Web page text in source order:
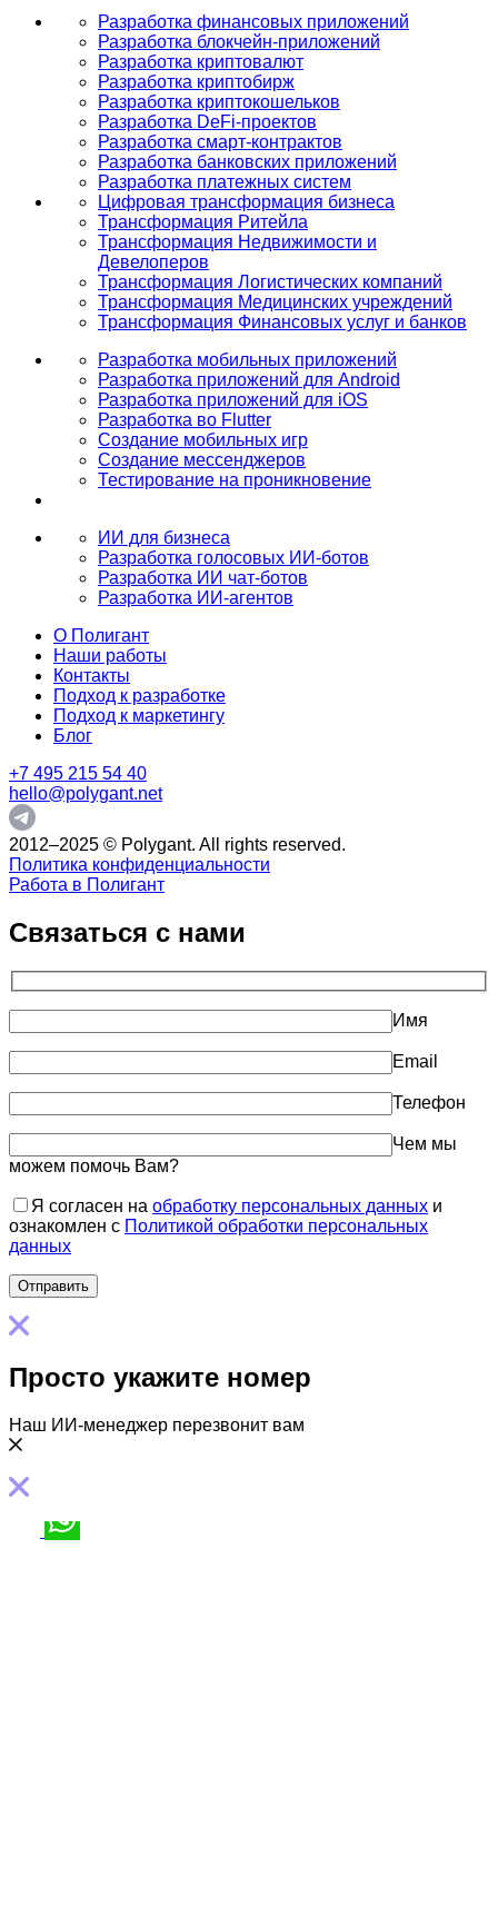
Разработка финансовых приложений
Разработка блокчейн-приложений
Разработка криптовалют
Разработка криптобирж
Разработка криптокошельков
Разработка DeFi-проектов
Разработка смарт-контрактов
Разработка банковских приложений
Разработка платежных систем
Цифровая трансформация бизнеса
Трансформация Ритейла
Трансформация Недвижимости и
Девелоперов
Трансформация Логистических компаний
Трансформация Медицинских учреждений
Трансформация Финансовых услуг и банков
Разработка мобильных приложений
Разработка приложений для Android
Разработка приложений для iOS
Разработка во Flutter
Создание мобильных игр
Создание мессенджеров
Тестирование на проникновение
ИИ для бизнеса
Разработка голосовых ИИ-ботов
Разработка ИИ чат-ботов
Разработка ИИ-агентов
О Полигант
Наши работы
Контакты
Подход к разработке
Подход к маркетингу
Блог
+7 495 215 54 40
hello@polygant.net
2012–2025 © Polygant. All rights reserved.
Политика конфиденциальности
Работа в Полигант
Связаться с нами
Имя
Email
Телефон
Чем мы
можем помочь Вам?
Я согласен на обработку персональных данных и
ознакомлен с Политикой обработки персональных
данных
Просто укажите номер
Наш ИИ-менеджер перезвонит вам